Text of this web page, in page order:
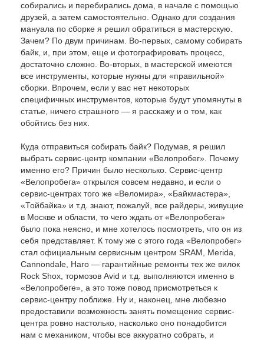
собирались и перебирались дома, в начале с помощью
друзей, а затем самостоятельно. Однако для создания
мануала по сборке я решил обратиться в мастерскую.
Зачем? По двум причинам. Во-первых, самому собирать
байк, и, при этом, еще и фотографировать процесс,
достаточно сложно. Во-вторых, в мастерской имеются
все инструменты, которые нужны для «правильной»
сборки. Впрочем, если у вас нет некоторых
специфичных инструментов, которые будут упомянуты в
статье, ничего страшного — я расскажу и о том, как
обойтись без них.
Куда отправиться собирать байк? Подумав, я решил
выбрать сервис-центр компании «Велопробег». Почему
именно его? Причин было несколько. Сервис-центр
«Велопробега» открылся совсем недавно, и если о
сервис-центрах того же «Веломира», «Байкмастера»,
«Тойбайка» и т.д. знают, пожалуй, все райдеры, живущие
в Москве и области, то чего ждать от «Велопробега»
было пока неясно, и мне хотелось посмотреть, что он из
себя представляет. К тому же с этого года «Велопробег»
стал официальным сервисным центром SRAM, Merida,
Cannondale, Haro — гарантийные ремонты тех же вилок
Rock Shox, тормозов Avid и т.д. выполняются именно в
«Велопробеге», а это тоже повод присмотреться к
сервис-центру поближе. Ну и, наконец, мне любезно
предоставили возможность занять помещение сервис-
центра ровно настолько, насколько оно понадобится
нам с механиком, чтобы все аккуратно собрать, и